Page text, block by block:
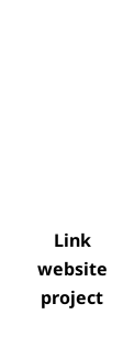
Link
website
project